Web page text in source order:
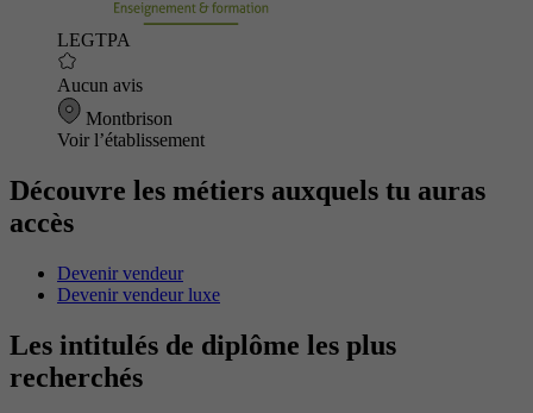
LEGTPA
Aucun avis
Montbrison
Voir l’établissement
Découvre les métiers auxquels tu auras
accès
Devenir vendeur
Devenir vendeur luxe
Les intitulés de diplôme les plus
recherchés